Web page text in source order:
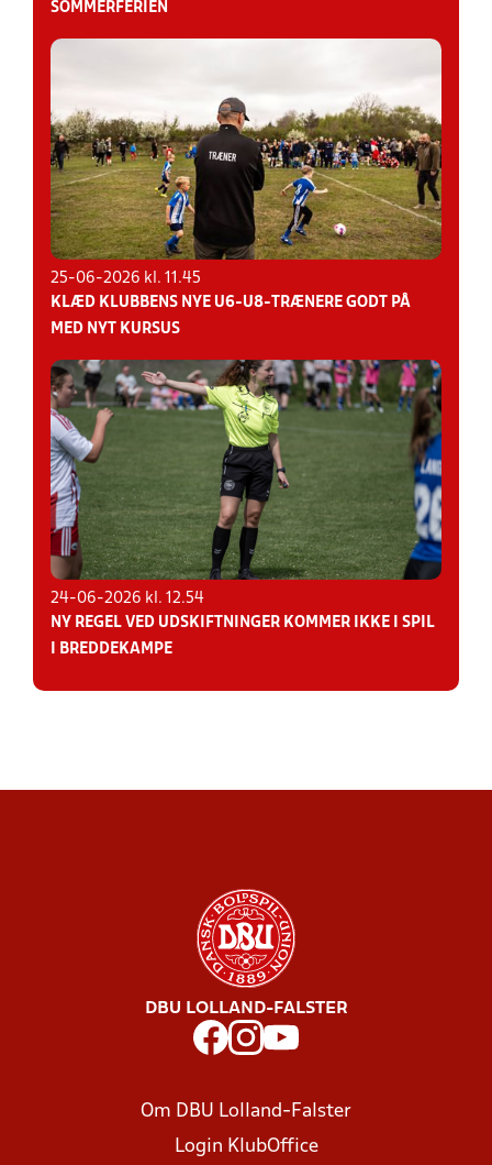
SOMMERFERIEN
25-06-2026 kl. 11.45
KLÆD KLUBBENS NYE U6-U8-TRÆNERE GODT PÅ
MED NYT KURSUS
24-06-2026 kl. 12.54
NY REGEL VED UDSKIFTNINGER KOMMER IKKE I SPIL
I BREDDEKAMPE
DBU LOLLAND-FALSTER
Om DBU Lolland-Falster
Login KlubOffice